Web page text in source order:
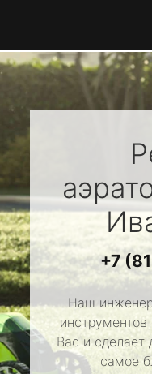
+7
Наш
инструментов
Вас и сделает
самое